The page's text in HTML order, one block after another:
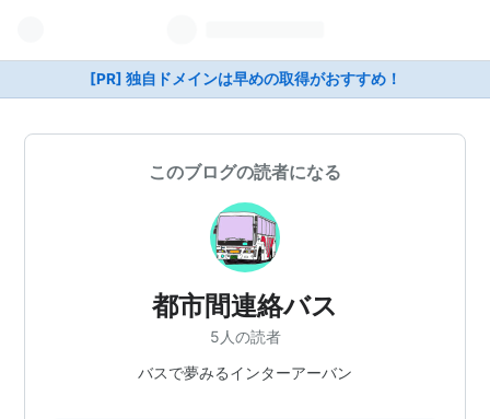
[PR] 独自ドメインは早めの取得がおすすめ！
このブログの読者になる
都市間連絡バス
5人の読者
バスで夢みるインターアーバン